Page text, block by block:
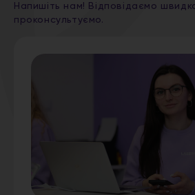
Напишіть нам! Відповідаємо
проконсультуємо.